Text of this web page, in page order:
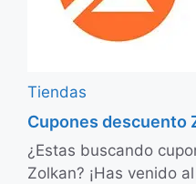
Tiendas
Cupones descuento
¿Estas buscando
Zolkan? ¡Has venido